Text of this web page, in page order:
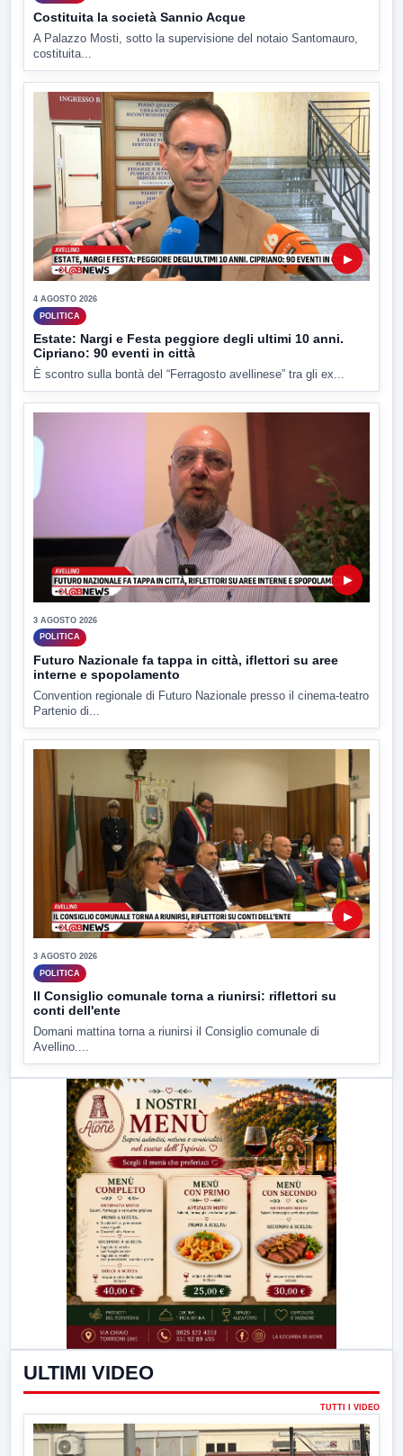
Costituita la società Sannio Acque
A Palazzo Mosti, sotto la supervisione del notaio Santomauro,
costituita...
▶
4 AGOSTO 2026
POLITICA
Estate: Nargi e Festa peggiore degli ultimi 10 anni.
Cipriano: 90 eventi in città
È scontro sulla bontà del “Ferragosto avellinese” tra gli ex...
▶
3 AGOSTO 2026
POLITICA
Futuro Nazionale fa tappa in città, iflettori su aree
interne e spopolamento
Convention regionale di Futuro Nazionale presso il cinema-teatro
Partenio di...
▶
3 AGOSTO 2026
POLITICA
Il Consiglio comunale torna a riunirsi: riflettori su
conti dell'ente
Domani mattina torna a riunirsi il Consiglio comunale di
Avellino....
ULTIMI VIDEO
TUTTI I VIDEO